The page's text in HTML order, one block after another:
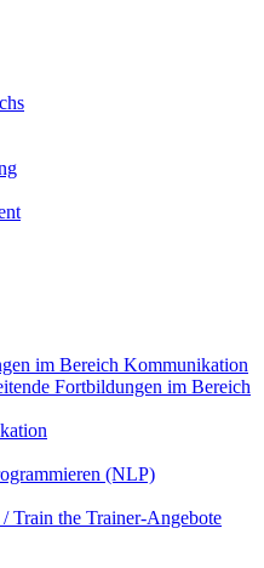
im Bereich Kommunikation
Fortbildungen im Bereich
(NLP)
Train the Trainer-Angebote